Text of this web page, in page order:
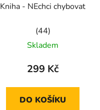
Kniha - NEchci chybovat
Průměrné
hodnocení
produktu
5,0
z
Skladem
299 Kč
DO KOŠÍKU